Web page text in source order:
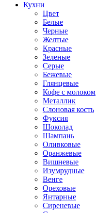
Кухни
Цвет
Белые
Черные
Желтые
Красные
Зеленые
Серые
Бежевые
Глянцевые
Кофе с молоком
Металлик
Слоновая кость
Фуксия
Шоколад
Шампань
Оливковые
Оранжевые
Вишневые
Изумрудные
Венге
Ореховые
Янтарные
Сиреневые